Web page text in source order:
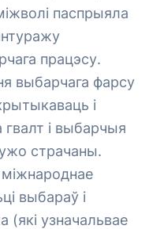
паспрыяла
працэсу.
выбарчага фарсу
і
і выбарчыя
страчаны.
выбараў і
узначальвае